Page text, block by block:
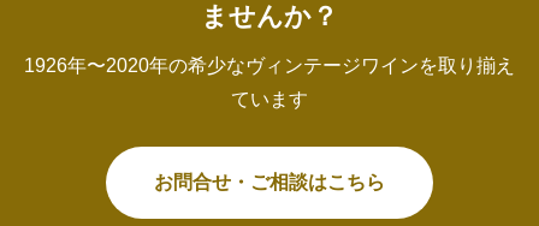
ませんか？
1926年〜2020年の希少なヴィンテージワインを取り揃え
ています
お問合せ・ご相談はこちら